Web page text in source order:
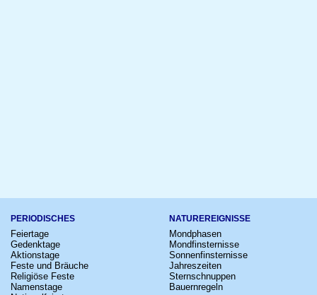
PERIODISCHES
Feiertage
Gedenktage
Aktionstage
Feste und Bräuche
Religiöse Feste
Namenstage
NATUREREIGNISSE
Mondphasen
Mondfinsternisse
Sonnenfinsternisse
Jahreszeiten
Sternschnuppen
Bauernregeln